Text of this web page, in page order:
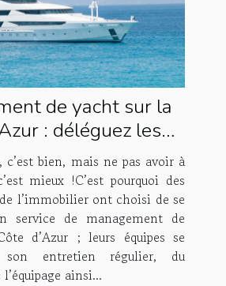
de yacht sur la
: déléguez les
Houses & Fleets !
bien, mais ne pas avoir à
mieux !C’est pourquoi des
l’immobilier ont choisi de se
service de management de
d’Azur ; leurs équipes se
entretien régulier, du
ainsi...